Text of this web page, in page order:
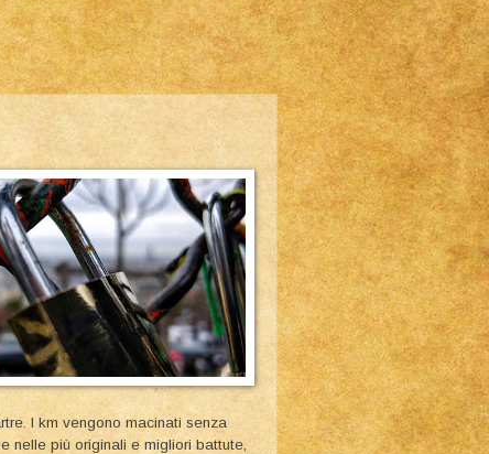
I km vengono macinati senza
nelle più originali e migliori battute,